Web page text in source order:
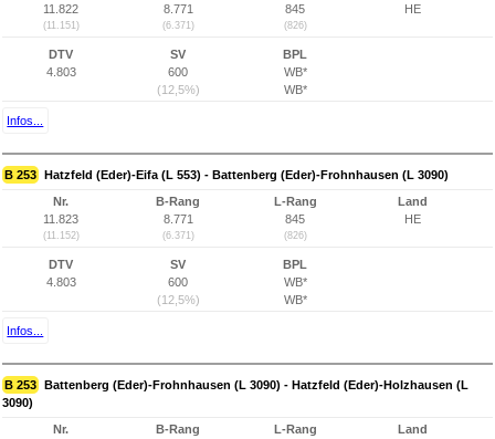
11.822
(11.151)
8.771
(6.371)
845
(826)
HE
DTV
4.803
SV
600
(12,5%)
BPL
WB*
WB*
Infos...
B 253 Hatzfeld (Eder)-Eifa (L 553) - Battenberg (Eder)-Frohnhausen (L 3090)
Nr.
11.823
(11.152)
B-Rang
8.771
(6.371)
L-Rang
845
(826)
Land
HE
DTV
4.803
SV
600
(12,5%)
BPL
WB*
WB*
Infos...
B 253 Battenberg (Eder)-Frohnhausen (L 3090) - Hatzfeld (Eder)-Holzhausen (L
3090)
Nr.
B-Rang
L-Rang
Land